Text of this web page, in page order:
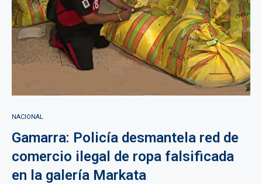
NACIONAL
Gamarra: Policía desmantela red de
comercio ilegal de ropa falsificada
en la galería Markata